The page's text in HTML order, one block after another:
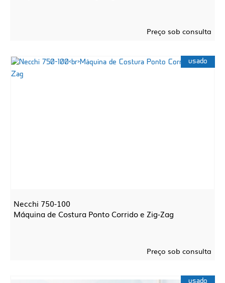
Preço sob consulta
usado
Necchi 750-100
Máquina de Costura Ponto Corrido e Zig-Zag
Preço sob consulta
usado